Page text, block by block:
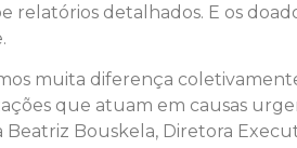
detalhados. E os
muita diferença
que atuam em causas
Bouskela, Diretora